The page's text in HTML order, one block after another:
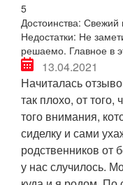
5
Достоинства: Свежий
Недостатки: Не
решаемо. Главное в
13.04.2021
Начиталась
так плохо, от
того внимания,
сиделку и сами
родственников от
у нас случилось.